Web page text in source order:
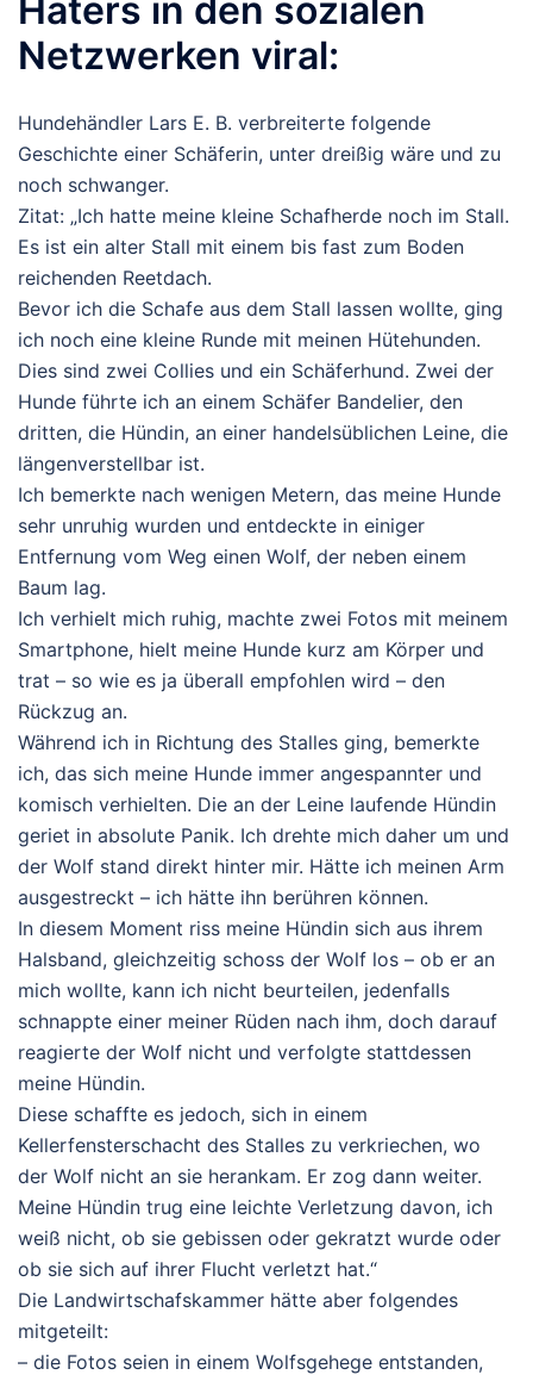
Haters in den sozialen
Netzwerken viral:
Hundehändler Lars E. B. verbreiterte folgende
Geschichte einer Schäferin, unter dreißig wäre und zu
noch schwanger.
Zitat: „Ich hatte meine kleine Schafherde noch im Stall.
Es ist ein alter Stall mit einem bis fast zum Boden
reichenden Reetdach.
Bevor ich die Schafe aus dem Stall lassen wollte, ging
ich noch eine kleine Runde mit meinen Hütehunden.
Dies sind zwei Collies und ein Schäferhund. Zwei der
Hunde führte ich an einem Schäfer Bandelier, den
dritten, die Hündin, an einer handelsüblichen Leine, die
längenverstellbar ist.
Ich bemerkte nach wenigen Metern, das meine Hunde
sehr unruhig wurden und entdeckte in einiger
Entfernung vom Weg einen Wolf, der neben einem
Baum lag.
Ich verhielt mich ruhig, machte zwei Fotos mit meinem
Smartphone, hielt meine Hunde kurz am Körper und
trat – so wie es ja überall empfohlen wird – den
Rückzug an.
Während ich in Richtung des Stalles ging, bemerkte
ich, das sich meine Hunde immer angespannter und
komisch verhielten. Die an der Leine laufende Hündin
geriet in absolute Panik. Ich drehte mich daher um und
der Wolf stand direkt hinter mir. Hätte ich meinen Arm
ausgestreckt – ich hätte ihn berühren können.
In diesem Moment riss meine Hündin sich aus ihrem
Halsband, gleichzeitig schoss der Wolf los – ob er an
mich wollte, kann ich nicht beurteilen, jedenfalls
schnappte einer meiner Rüden nach ihm, doch darauf
reagierte der Wolf nicht und verfolgte stattdessen
meine Hündin.
Diese schaffte es jedoch, sich in einem
Kellerfensterschacht des Stalles zu verkriechen, wo
der Wolf nicht an sie herankam. Er zog dann weiter.
Meine Hündin trug eine leichte Verletzung davon, ich
weiß nicht, ob sie gebissen oder gekratzt wurde oder
ob sie sich auf ihrer Flucht verletzt hat.“
Die Landwirtschafskammer hätte aber folgendes
mitgeteilt:
– die Fotos seien in einem Wolfsgehege entstanden,